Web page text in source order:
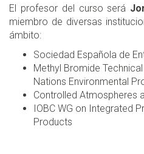
El profesor del curso será
miembro de diversas
ámbito:
Sociedad Española de
Methyl Bromide
Nations Environmental
Controlled Atmospheres
IOBC WG on Integrated
Products